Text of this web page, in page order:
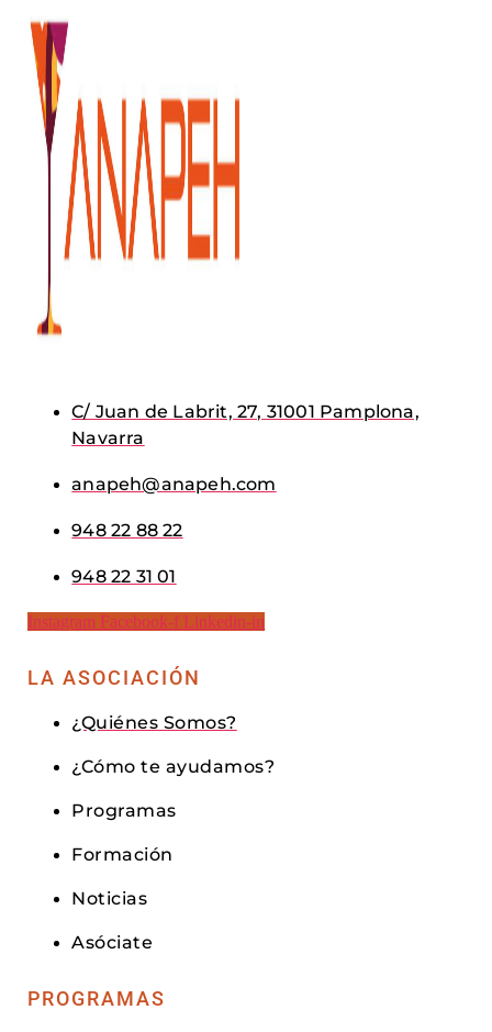
C/ Juan de Labrit, 27, 31001 Pamplona,
Navarra
anapeh@anapeh.com
948 22 88 22
948 22 31 01
Instagram Facebook-f Linkedin-in
LA ASOCIACIÓN
¿Quiénes Somos?
¿Cómo te ayudamos?
Programas
Formación
Noticias
Asóciate
PROGRAMAS